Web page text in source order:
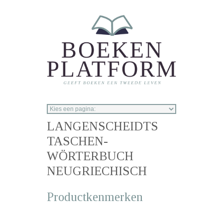
LANGENSCHEIDTS
TASCHEN-
WÖRTERBUCH
NEUGRIECHISCH
Productkenmerken